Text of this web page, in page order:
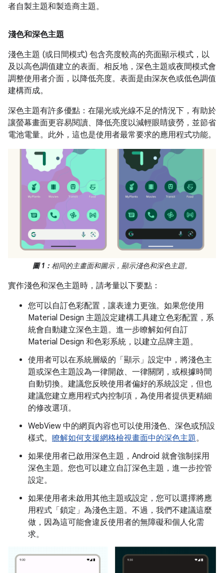
者自製主題和製造商主題。
淺色和深色主題
淺色主題 (或日間模式) 包含亮度較高的亮面顯示模式，以
及以高色調值建立的表面。相反地，深色主題或夜間模式會
調整使用者介面，以降低亮度。表面是由深灰色或低色調值
建構而成。
深色主題有許多優點：在陽光或光線不足的情況下，有助於
讓螢幕畫面更容易閱讀、降低亮度以減輕眼睛疲勞，並節省
電池電量。此外，這也是使用者最常要求的應用程式功能。
圖 1： 相同的主畫面和圖示，顯示淺色和深色主題。
實作淺色和深色主題時，請考量以下要點：
您可以自訂色彩配置，讓表達力更強。如果您使用
Material Design 主題設定建構工具建立色彩配置，系
統會自動建立深色主題。進一步瞭解如何自訂
Material Design 和色彩系統，以建立品牌主題。
使用者可以在系統層級的「顯示」設定中，將淺色主
題或深色主題設為一律開啟、一律關閉，或根據時間
自動切換。建議您反映使用者偏好的系統設定，但也
建議您建立應用程式內控制項，為使用者提供更精細
的修改選項。
WebView 中的網頁內容也可以使用淺色、深色或預設
樣式。 瞭解如何支援網格檢視畫面中的深色主題。
如果使用者已啟用深色主題，Android 就會強制採用
深色主題。您也可以建立自訂深色主題，進一步控管
設定。
如果使用者未啟用其他主題或設定，您可以選擇將應
用程式「鎖定」為淺色主題。不過，我們不建議這麼
做，因為這可能會違反使用者的無障礙和個人化需
求。